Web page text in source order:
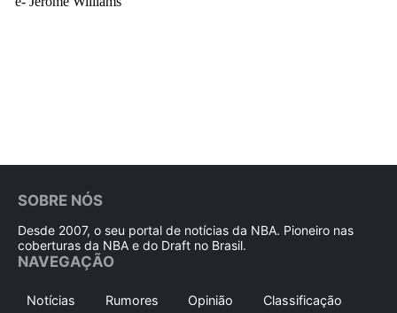
SOBRE NÓS
Desde 2007, o seu portal de notícias da NBA. Pioneiro nas
coberturas da NBA e do Draft no Brasil.
NAVEGAÇÃO
Notícias Rumores Opinião Classificação